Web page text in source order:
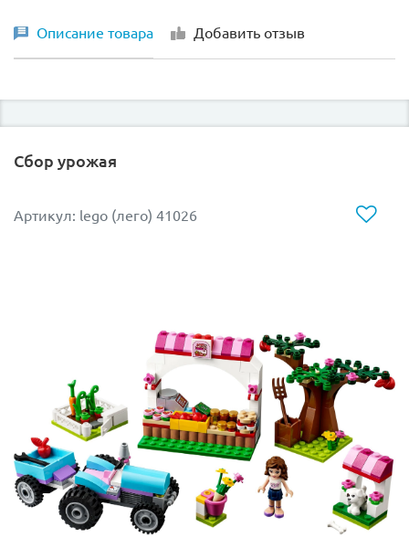
Описание товара Добавить отзыв
Сбор урожая
Артикул: lego (лего) 41026